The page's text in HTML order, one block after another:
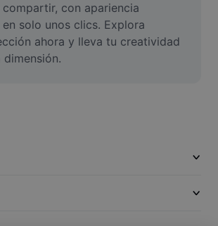
con apariencia
solo unos clics. Explora
ahora y lleva tu creatividad
dimensión.